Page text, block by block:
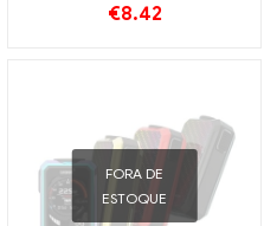
eletrônicos atacado丨
€8.42
FORA DE
ESTOQUE